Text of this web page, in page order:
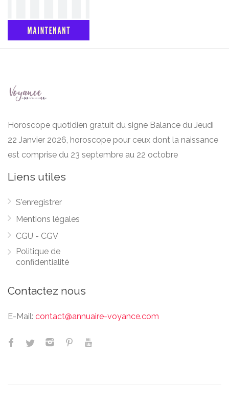
Horoscope quotidien gratuit du signe Balance du Jeudi
22 Janvier 2026, horoscope pour ceux dont la naissance
est comprise du 23 septembre au 22 octobre
Liens utiles
S'enregistrer
Mentions légales
CGU - CGV
Politique de
confidentialité
Contactez nous
E-Mail: contact@annuaire-voyance.com